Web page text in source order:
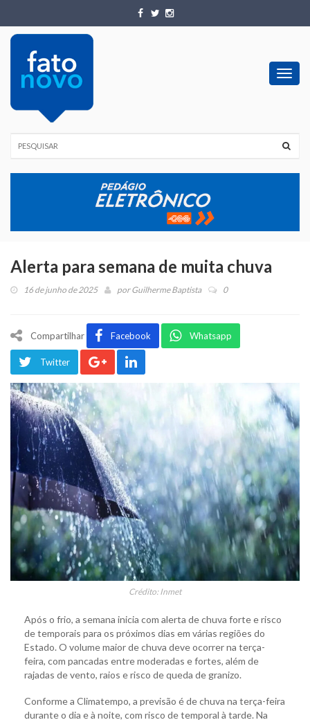
Alerta para semana de muita chuva
16 de junho de 2025 porGuilherme Baptista 0
Compartilhar Facebook Whatsapp
Twitter
Crédito: Inmet
Após o frio, a semana inicia com alerta de chuva forte e risco
de temporais para os próximos dias em várias regiões do
Estado. O volume maior de chuva deve ocorrer na terça-
feira, com pancadas entre moderadas e fortes, além de
rajadas de vento, raios e risco de queda de granizo.
Conforme a Climatempo, a previsão é de chuva na terça-feira
durante o dia e à noite, com risco de temporal à tarde. Na